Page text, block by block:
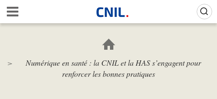
Aller
au
contenu
c
i
l
Numérique en santé : la CNIL et la HAS s’engagent pour
renforcer les bonnes pratiques
Gestion de vos préférences sur les cookies (témoins de connexion)